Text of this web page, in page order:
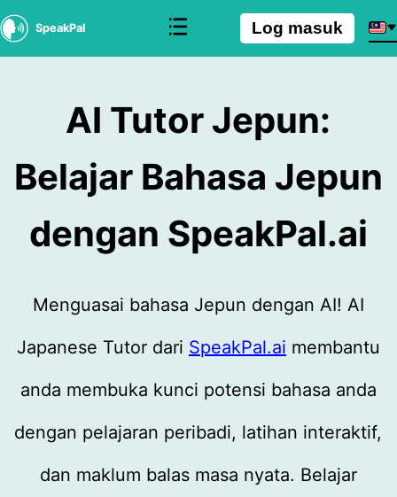
SpeakPal Log masuk
AI Tutor Jepun:
Belajar Bahasa Jepun
dengan SpeakPal.ai
Menguasai bahasa Jepun dengan AI! AI
Japanese Tutor dari SpeakPal.ai membantu
anda membuka kunci potensi bahasa anda
dengan pelajaran peribadi, latihan interaktif,
dan maklum balas masa nyata. Belajar